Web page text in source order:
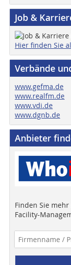
Job &
Hier finden Sie
Verbände
www.gefma.de
www.realfm.de
www.vdi.de
www.dgnb.de
Anbieter
Finden Sie
Facility-